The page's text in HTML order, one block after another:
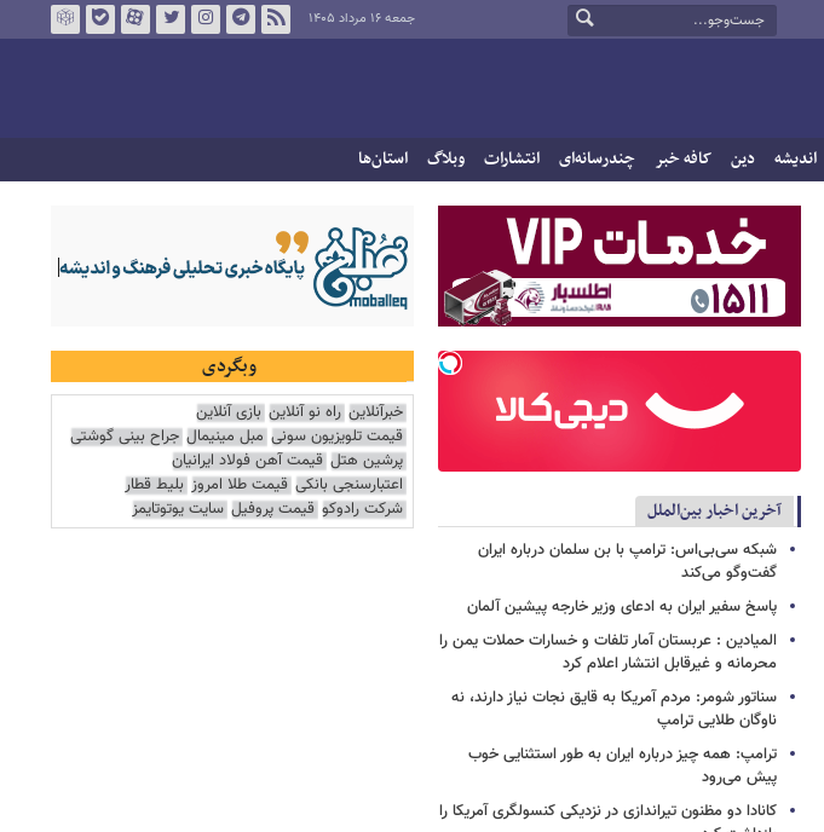
جمعه ۱۶ مرداد ۱۴۰۵
اندیشه دین کافه خبر چندرسانه‌ای انتشارات وبلاگ استان‌ها
آخرین اخبار بین‌الملل
شبکه سی‌بی‌اس: ترامپ با بن سلمان درباره ایران
گفت‌وگو می‌کند
پاسخ سفیر ایران به ادعای وزیر خارجه پیشین آلمان
المیادین : عربستان آمار تلفات و خسارات حملات یمن را
محرمانه و غیرقابل انتشار اعلام کرد
سناتور شومر: مردم آمریکا به قایق نجات نیاز دارند، نه
ناوگان طلایی ترامپ
ترامپ: همه چیز درباره ایران به طور استثنایی خوب
پیش می‌رود
کانادا دو مظنون تیراندازی در نزدیکی کنسولگری آمریکا را
وبگردی
خبرآنلاین راه نو آنلاین بازی آنلاین
قیمت تلویزیون سونی مبل مینیمال جراح بینی گوشتی
پرشین هتل قیمت آهن فولاد ایرانیان
اعتبارسنجی بانکی قیمت طلا امروز بلیط قطار
شرکت رادوکو قیمت پروفیل سایت یوتوتایمز